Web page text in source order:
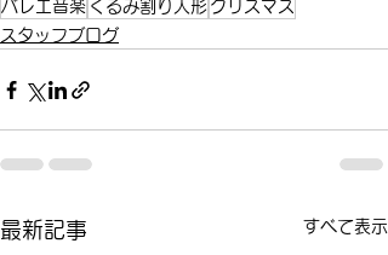
バレエ音楽 くるみ割り人形 クリスマス
スタッフブログ
最新記事 すべて表示